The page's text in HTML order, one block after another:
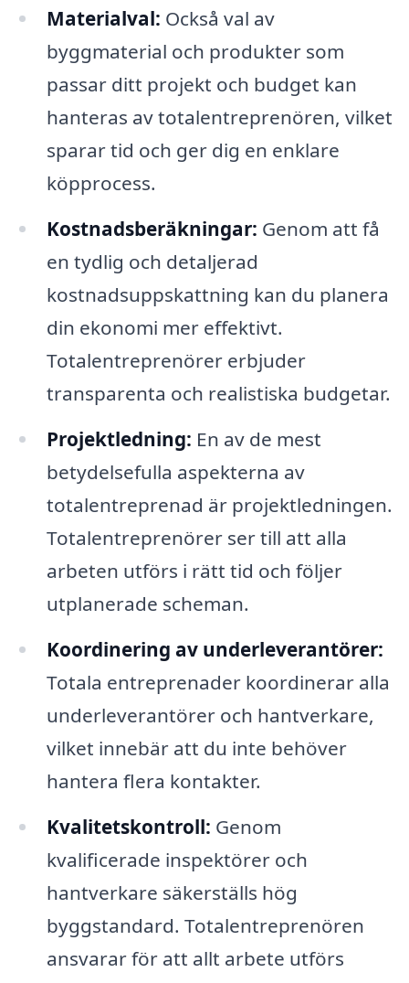
Materialval: Också val av
byggmaterial och produkter som
passar ditt projekt och budget kan
hanteras av totalentreprenören, vilket
sparar tid och ger dig en enklare
köpprocess.
Kostnadsberäkningar: Genom att få
en tydlig och detaljerad
kostnadsuppskattning kan du planera
din ekonomi mer effektivt.
Totalentreprenörer erbjuder
transparenta och realistiska budgetar.
Projektledning: En av de mest
betydelsefulla aspekterna av
totalentreprenad är projektledningen.
Totalentreprenörer ser till att alla
arbeten utförs i rätt tid och följer
utplanerade scheman.
Koordinering av underleverantörer:
Totala entreprenader koordinerar alla
underleverantörer och hantverkare,
vilket innebär att du inte behöver
hantera flera kontakter.
Kvalitetskontroll: Genom
kvalificerade inspektörer och
hantverkare säkerställs hög
byggstandard. Totalentreprenören
ansvarar för att allt arbete utförs